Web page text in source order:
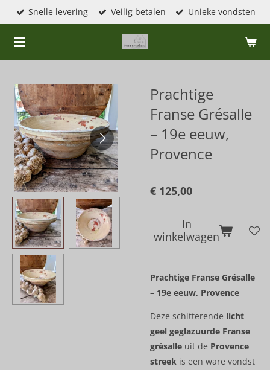
naar
de
Snelle levering Veilig betalen Unieke vondsten
Prachtige
Franse Grésalle
– 19e eeuw,
Provence
€ 125,00
In
winkelwagen
Prachtige Franse Grésalle
– 19e eeuw, Provence
Deze schitterende licht
geel geglazuurde Franse
grésalle uit de Provence
streek is een ware vondst